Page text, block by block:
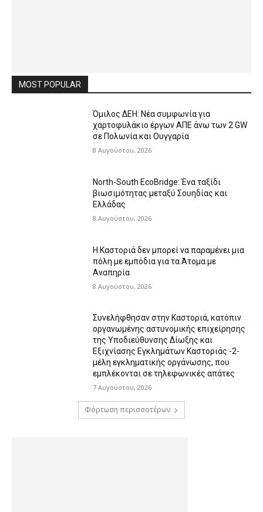
MOST POPULAR
Όμιλος ΔΕΗ: Νέα συμφωνία για
χαρτοφυλάκιο έργων ΑΠΕ άνω των 2 GW
σε Πολωνία και Ουγγαρία
8 Αυγούστου, 2026
North-South EcoBridge: Ένα ταξίδι
βιωσιμότητας μεταξύ Σουηδίας και
Ελλάδας
8 Αυγούστου, 2026
Η Καστοριά δεν μπορεί να παραμένει μια
πόλη με εμπόδια για τα Άτομα με
Αναπηρία
8 Αυγούστου, 2026
Συνελήφθησαν στην Καστοριά, κατόπιν
οργανωμένης αστυνομικής επιχείρησης
της Υποδιεύθυνσης Δίωξης και
Εξιχνίασης Εγκλημάτων Καστοριάς -2-
μέλη εγκληματικής οργάνωσης, που
εμπλέκονται σε τηλεφωνικές απάτες
7 Αυγούστου, 2026
Φόρτωση περισσοτέρων